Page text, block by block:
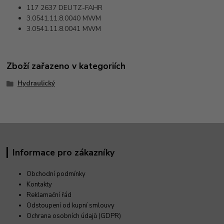
117 2637 DEUTZ-FAHR
3.0541.11.8.0040 MWM
3.0541.11.8.0041 MWM
Zboží zařazeno v kategoriích
Hydraulický
Informace pro zákazníky
Obchodní podmínky
Kontakty
Reklamační řád
Odstoupení od kupní smlouvy
Ochrana osobních údajů (GDPR)